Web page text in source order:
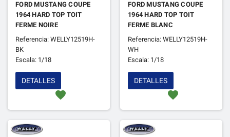
FORD MUSTANG COUPE
1964 HARD TOP TOIT
FERME NOIRE
Referencia: WELLY12519H-
BK
Escala: 1/18
favorite
DETALLES
FORD MUSTANG COUPE
1964 HARD TOP TOIT
FERME BLANC
Referencia: WELLY12519H-
WH
Escala: 1/18
favorite
DETALLES